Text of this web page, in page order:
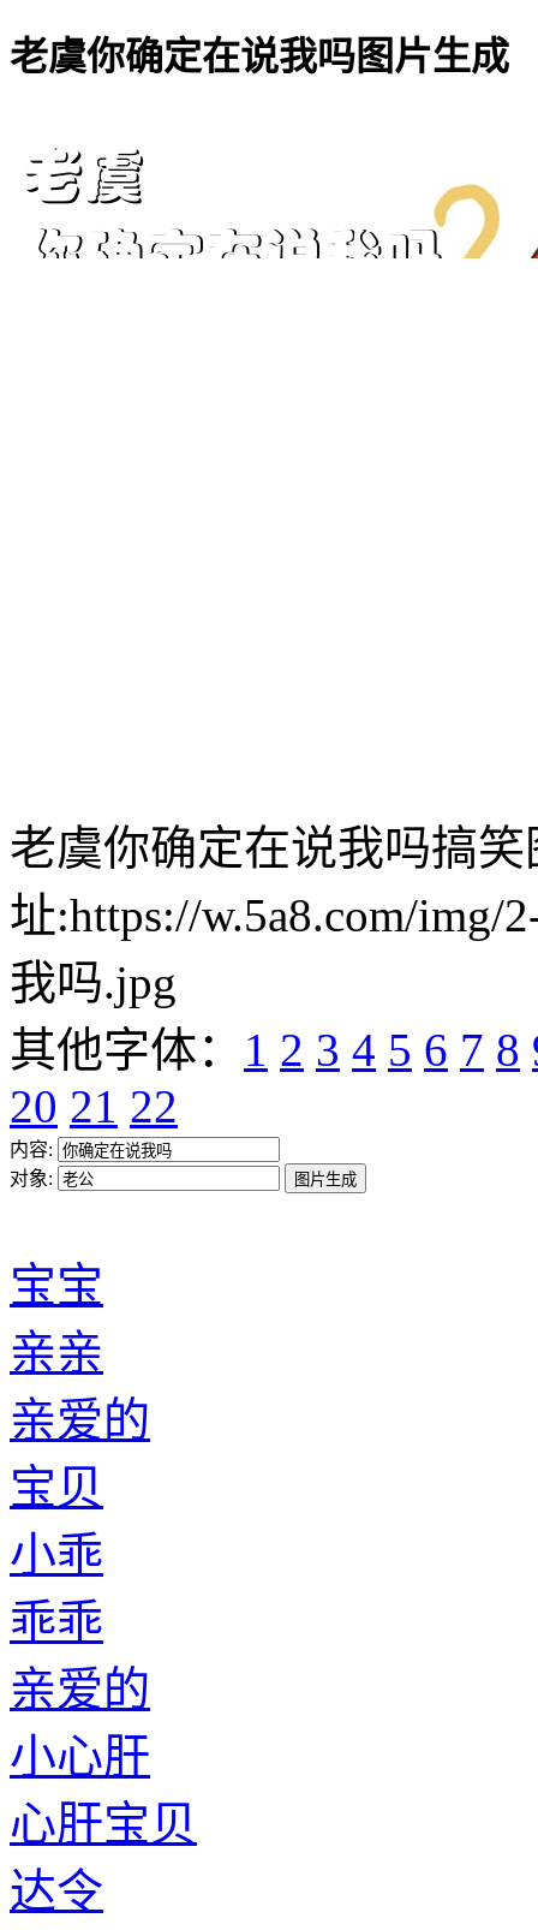
老虞你确定在说我吗图片生成
老虞你确定在说我吗搞笑
址:https://w.5a8.com/img/
我吗.jpg
其他字体： 1 2 3 4 5 6 7 8
20 21 22
内容:
对象:
宝宝
亲亲
亲爱的
宝贝
小乖
乖乖
亲爱的
小心肝
心肝宝贝
达令